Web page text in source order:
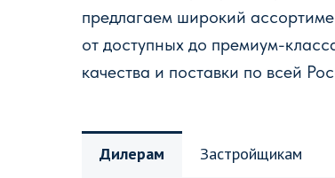
предлагаем широкий
от доступных до премиум-
качества и поставки по всей
Дилерам Застройщикам